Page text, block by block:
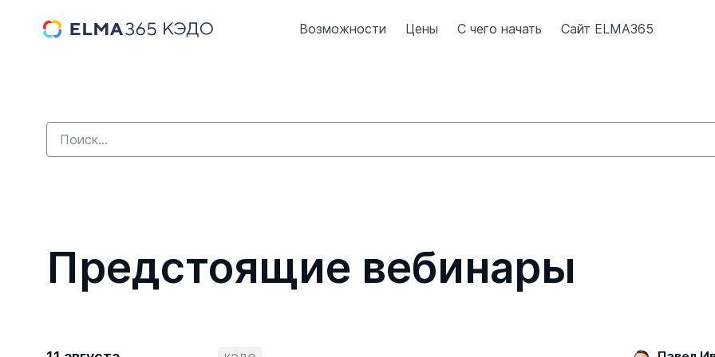
Возможности Цены С чего начать Сайт ELMA365
Предстоящие вебинары